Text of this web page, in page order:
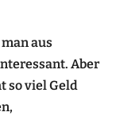
aus
Aber
so viel Geld